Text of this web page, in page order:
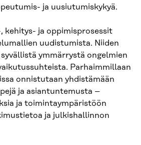
ja uusiutumiskykyä.
kehitys- ja oppimisprosessit
uudistumista. Niiden
ymmärrystä ongelmien
Parhaimmillaan
onnistutaan yhdistämään
ja asiantuntemusta –
ja toimintaympäristöön
ja julkishallinnon